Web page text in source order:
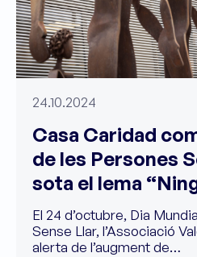
24.10.2024
Casa Caridad
de les Persones
sota el lema
El 24 d’octubre, Dia
Sense Llar, l’Associació
alerta de l’augment de…